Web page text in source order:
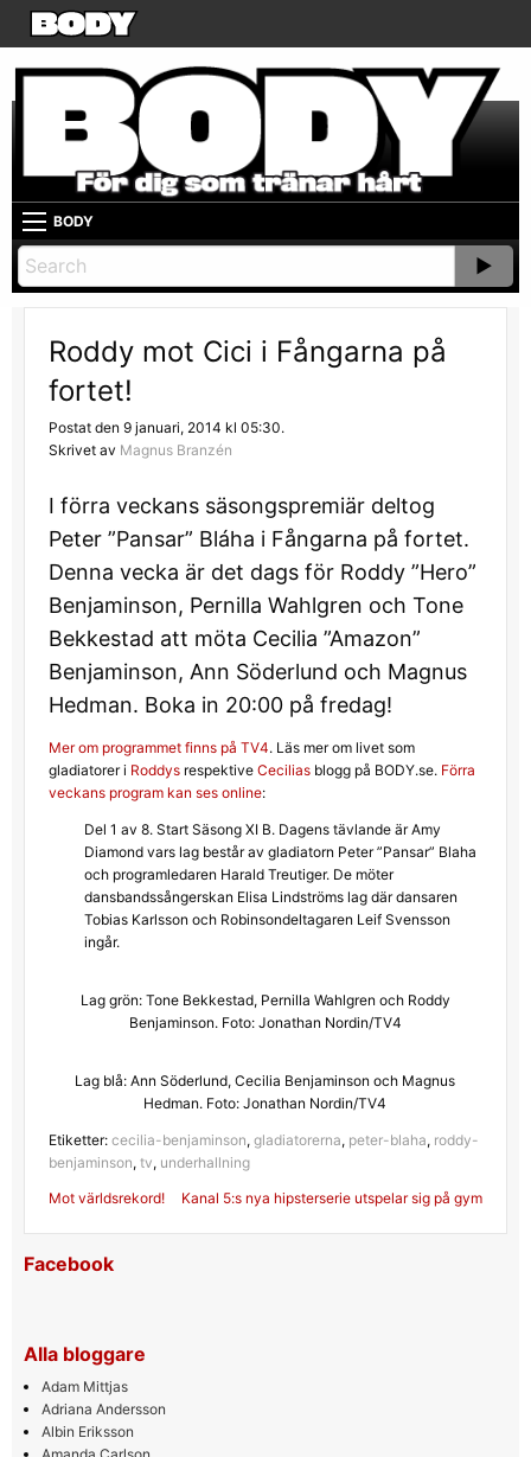
BODY
Roddy mot Cici i Fångarna på
fortet!
Postat den 9 januari, 2014 kl 05:30.
Skrivet av Magnus Branzén
I förra veckans säsongspremiär deltog
Peter ”Pansar” Bláha i Fångarna på fortet.
Denna vecka är det dags för Roddy ”Hero”
Benjaminson, Pernilla Wahlgren och Tone
Bekkestad att möta Cecilia ”Amazon”
Benjaminson, Ann Söderlund och Magnus
Hedman. Boka in 20:00 på fredag!
Mer om programmet finns på TV4. Läs mer om livet som
gladiatorer i Roddysrespektive Ceciliasblogg på BODY.se. Förra
veckans program kan ses online:
Del 1 av 8. Start Säsong XI B. Dagens tävlande är Amy
Diamond vars lag består av gladiatorn Peter ”Pansar” Blaha
och programledaren Harald Treutiger. De möter
dansbandssångerskan Elisa Lindströms lag där dansaren
Tobias Karlsson och Robinsondeltagaren Leif Svensson
ingår.
Lag grön: Tone Bekkestad, Pernilla Wahlgren och Roddy
Benjaminson. Foto: Jonathan Nordin/TV4
Lag blå: Ann Söderlund, Cecilia Benjaminson och Magnus
Hedman. Foto: Jonathan Nordin/TV4
Etiketter: cecilia-benjaminson, gladiatorerna, peter-blaha, roddy-
benjaminson, tv, underhallning
Inläggsnavigering
Mot världsrekord! Kanal 5:s nya hipsterserie utspelar sig på gym
Facebook
Alla bloggare
Adam Mittjas
Adriana Andersson
Albin Eriksson